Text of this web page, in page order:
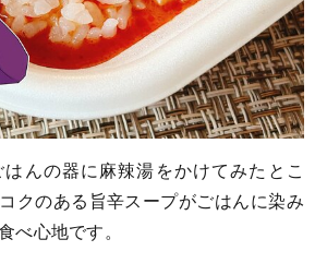
んの器に麻辣湯をかけてみたとこ
クのある旨辛スープがごはんに染み
べ心地です。